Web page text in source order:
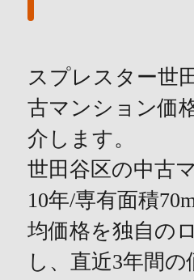
スプレスター世
古マンション価
介します。
世田谷区の中古
10年/専有面積
均価格を独自の
し、直近3年間